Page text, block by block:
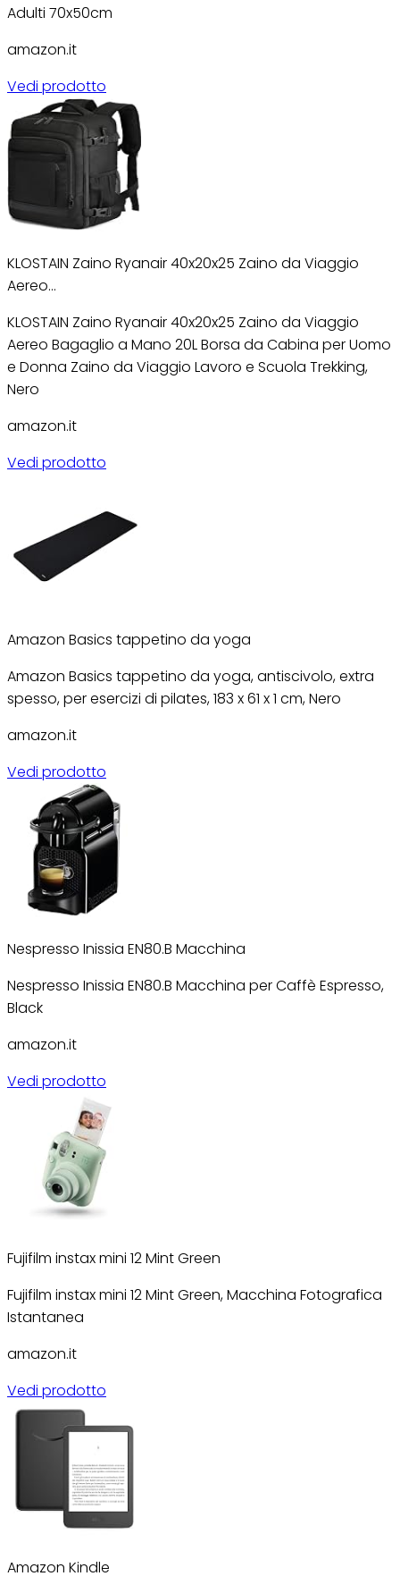
Adulti 70x50cm
amazon.it
Vedi prodotto
KLOSTAIN Zaino Ryanair 40x20x25 Zaino da Viaggio
Aereo…
KLOSTAIN Zaino Ryanair 40x20x25 Zaino da Viaggio
Aereo Bagaglio a Mano 20L Borsa da Cabina per Uomo
e Donna Zaino da Viaggio Lavoro e Scuola Trekking,
Nero
amazon.it
Vedi prodotto
Amazon Basics tappetino da yoga
Amazon Basics tappetino da yoga, antiscivolo, extra
spesso, per esercizi di pilates, 183 x 61 x 1 cm, Nero
amazon.it
Vedi prodotto
Nespresso Inissia EN80.B Macchina
Nespresso Inissia EN80.B Macchina per Caffè Espresso,
Black
amazon.it
Vedi prodotto
Fujifilm instax mini 12 Mint Green
Fujifilm instax mini 12 Mint Green, Macchina Fotografica
Istantanea
amazon.it
Vedi prodotto
Amazon Kindle